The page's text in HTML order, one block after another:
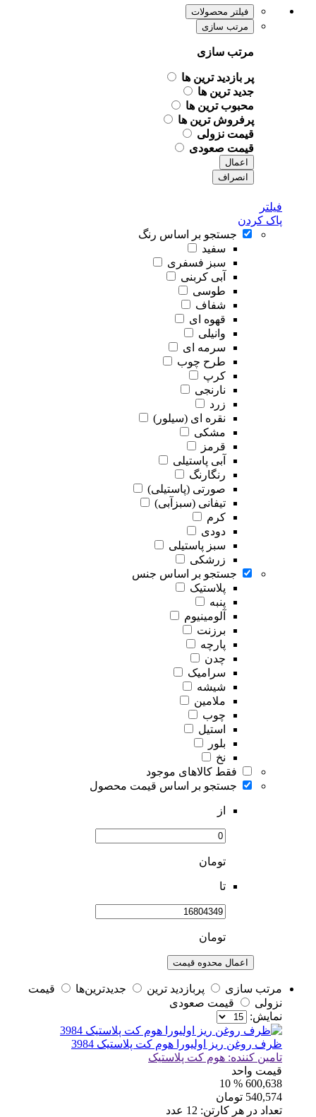
فیلتر محصولات
مرتب سازی
مرتب سازی
پر بازدید ترین ها
جدید ترین ها
محبوب ترین ها
پرفروش ترین ها
قیمت نزولی
قیمت صعودی
اعمال
انصراف
فیلتر
پاک کردن
جستجو بر اساس رنگ
سفید
سبز فسفری
آبی کربنی
طوسی
شفاف
قهوه ای
وانیلی
سرمه ای
طرح چوب
کرپ
نارنجی
زرد
نقره ای (سیلور)
مشکی
قرمز
آبی پاستیلی
رنگارنگ
صورتی (پاستیلی)
تیفانی (سبزآبی)
کرم
دودی
سبز پاستیلی
زرشکی
جستجو بر اساس جنس
پلاستیک
پنبه
آلومینیوم
برزنت
پارچه
چدن
سرامیک
شیشه
ملامین
چوب
استیل
بلور
نخ
فقط کالاهای موجود
جستجو بر اساس قیمت محصول
از
تومان
تا
تومان
اعمال محدوه قیمت
مرتب سازی پربازديد ترين جديدترين‌ها
قيمت
نزولی
قيمت صعودی
نمايش:
ظرف روغن ریز اولیورا هوم کت پلاستیک 3984
تامین کننده: هوم کت پلاستیک
قیمت واحد
600,638
% 10
540,574 تومان
تعداد در هر کارتن: 12 عدد